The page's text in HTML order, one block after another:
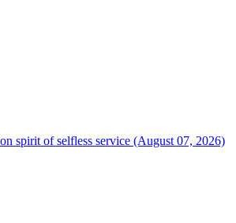
spirit of selfless service (August 07, 2026)